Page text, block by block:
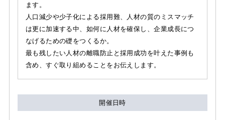
ます。
人口減少や少子化による採用難、人材の質のミスマッチ
は更に加速する中、如何に人材を確保し、企業成長につ
なげるための礎をつくるか。
最も残したい人材の離職防止と採用成功を叶えた事例も
含め、すぐ取り組めることをお伝えします。
開催日時